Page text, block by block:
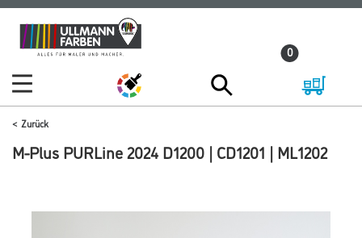
Zum
Inhalt
Zum
Navigationsmenü
0
Zurück
M-Plus PURLine 2024 D1200 | CD1201 | ML1202